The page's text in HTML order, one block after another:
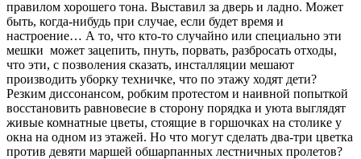
правилом хорошего тона. Выставил за дверь и ладно. Может
быть, когда-нибудь при случае, если будет время и
настроение… А то, что кто-то случайно или специально эти
мешки может зацепить, пнуть, порвать, разбросать отходы,
что эти, с позволения сказать, инсталляции мешают
производить уборку техничке, что по этажу ходят дети?
Резким диссонансом, робким протестом и наивной попыткой
восстановить равновесие в сторону порядка и уюта выглядят
живые комнатные цветы, стоящие в горшочках на столике у
окна на одном из этажей. Но что могут сделать два-три цветка
против девяти маршей обшарпанных лестничных пролетов?